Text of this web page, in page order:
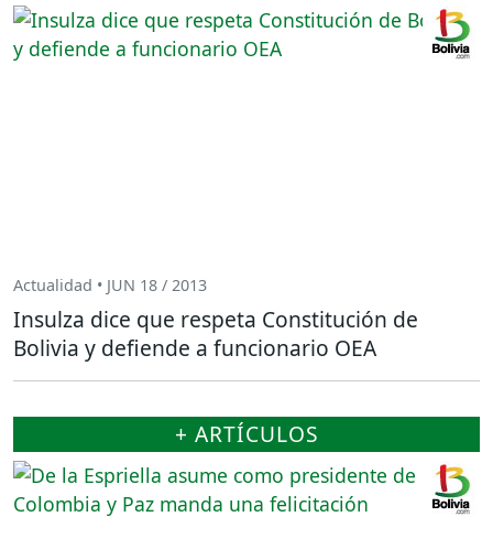
Actualidad • JUN 18 / 2013
Insulza dice que respeta Constitución de
Bolivia y defiende a funcionario OEA
+ ARTÍCULOS